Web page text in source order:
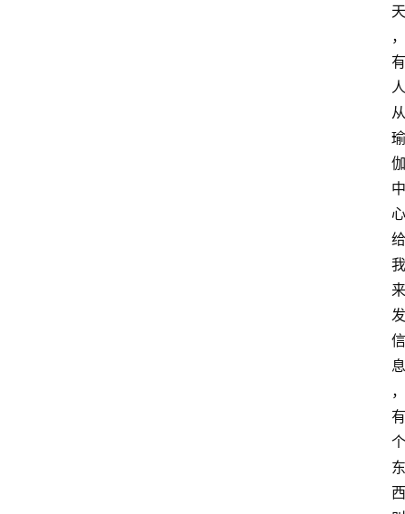
天
，
有
人
从
瑜
伽
中
心
给
我
来
发
信
息
，
有
个
东
西